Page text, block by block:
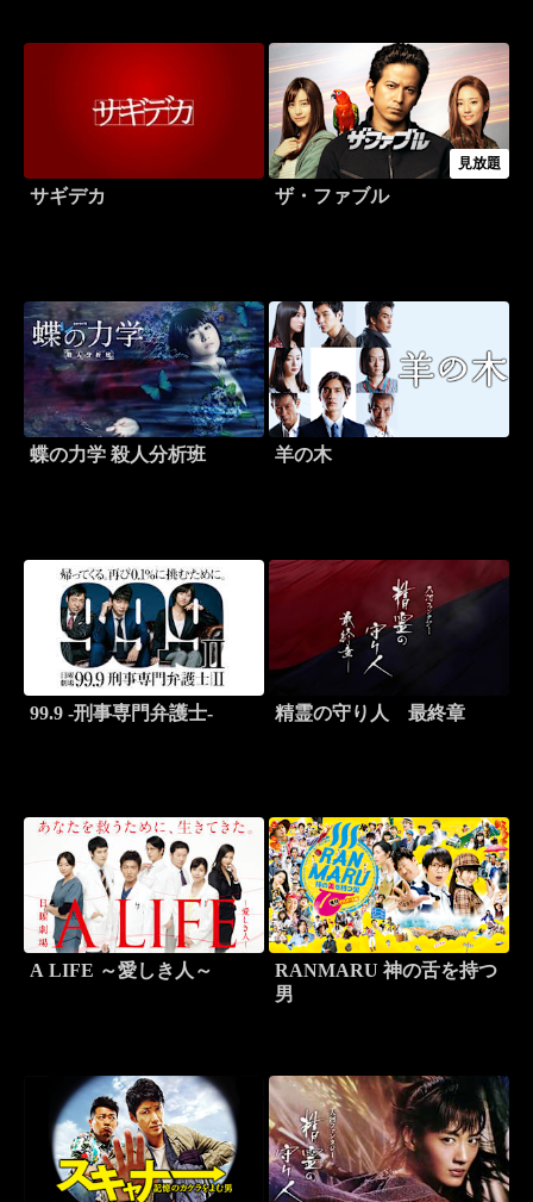
サギデカ
見放題
ザ・ファブル
蝶の力学 殺人分析班 羊の木
99.9 -刑事専門弁護士- 精霊の守り人 最終章
A LIFE ～愛しき人～
RANMARU 神の舌を持つ
男